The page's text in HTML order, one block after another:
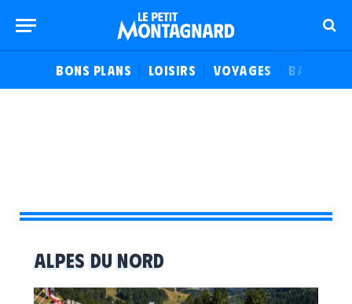
BONS PLANS LOISIRS VOYAGES BALADES
ALPES DU NORD